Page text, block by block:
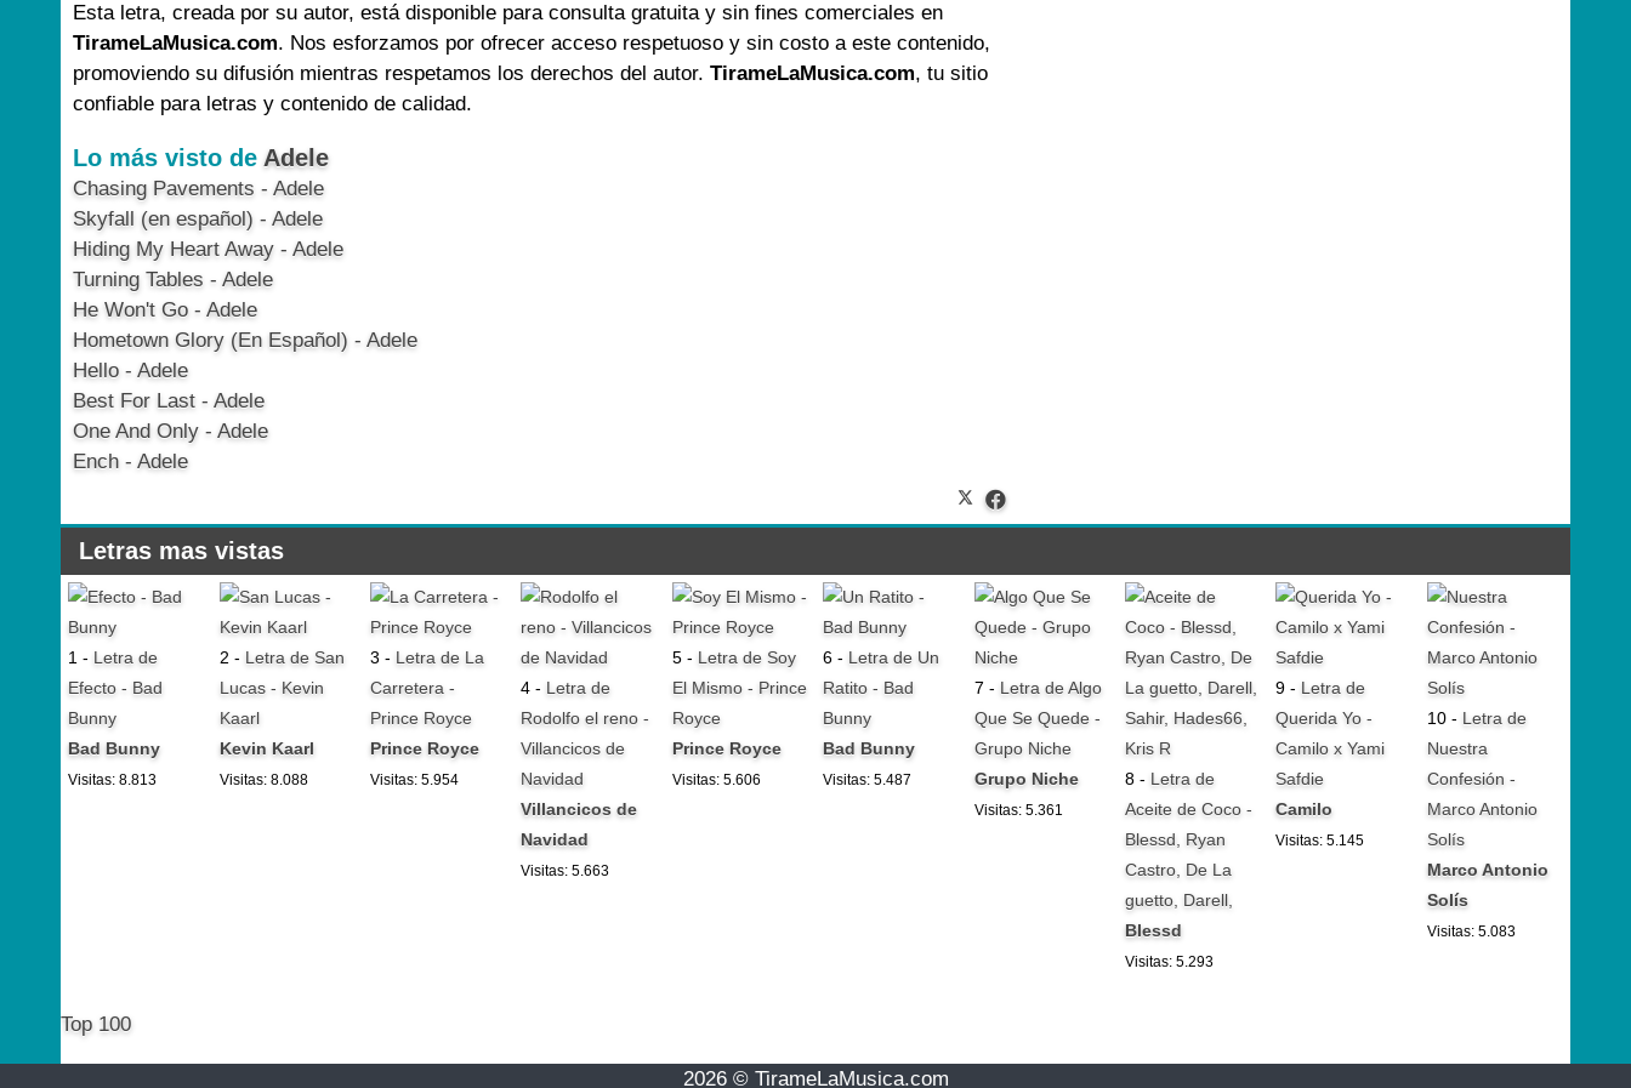
Esta letra, creada por su autor, está disponible para consulta gratuita y sin fines comerciales en
TirameLaMusica.com. Nos esforzamos por ofrecer acceso respetuoso y sin costo a este contenido,
promoviendo su difusión mientras respetamos los derechos del autor. TirameLaMusica.com, tu sitio
confiable para letras y contenido de calidad.
Lo más visto de Adele
Chasing Pavements - Adele
Skyfall (en español) - Adele
Hiding My Heart Away - Adele
Turning Tables - Adele
He Won't Go - Adele
Hometown Glory (En Español) - Adele
Hello - Adele
Best For Last - Adele
One And Only - Adele
Ench - Adele
Letras mas vistas
1 - Letra de
Efecto - Bad
Bunny
Bad Bunny
Visitas: 8.813
2 - Letra de San
Lucas - Kevin
Kaarl
Kevin Kaarl
Visitas: 8.088
3 - Letra de La
Carretera -
Prince Royce
Prince Royce
Visitas: 5.954
4 - Letra de
Rodolfo el reno -
Villancicos de
Navidad
Villancicos de
Navidad
Visitas: 5.663
5 - Letra de Soy
El Mismo - Prince
Royce
Prince Royce
Visitas: 5.606
6 - Letra de Un
Ratito - Bad
Bunny
Bad Bunny
Visitas: 5.487
7 - Letra de Algo
Que Se Quede -
Grupo Niche
Grupo Niche
Visitas: 5.361
8 - Letra de
Aceite de Coco -
Blessd, Ryan
Castro, De La
guetto, Darell,
Blessd
Visitas: 5.293
9 - Letra de
Querida Yo -
Camilo x Yami
Safdie
Camilo
Visitas: 5.145
10 - Letra de
Nuestra
Confesión -
Marco Antonio
Solís
Marco Antonio
Solís
Visitas: 5.083
Top 100
2026 © TirameLaMusica.com